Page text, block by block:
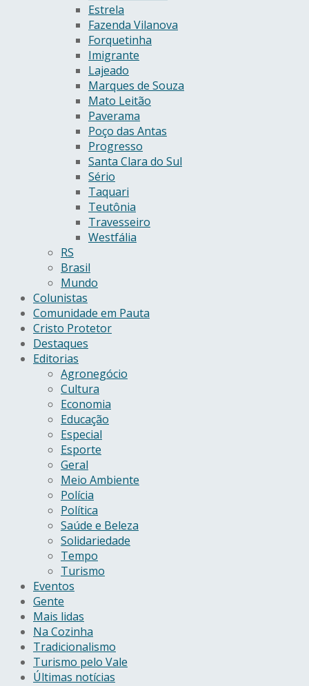
Estrela
Fazenda Vilanova
Forquetinha
Imigrante
Lajeado
Marques de Souza
Mato Leitão
Paverama
Poço das Antas
Progresso
Santa Clara do Sul
Sério
Taquari
Teutônia
Travesseiro
Westfália
RS
Brasil
Mundo
Colunistas
Comunidade em Pauta
Cristo Protetor
Destaques
Editorias
Agronegócio
Cultura
Economia
Educação
Especial
Esporte
Geral
Meio Ambiente
Polícia
Política
Saúde e Beleza
Solidariedade
Tempo
Turismo
Eventos
Gente
Mais lidas
Na Cozinha
Tradicionalismo
Turismo pelo Vale
Últimas notícias